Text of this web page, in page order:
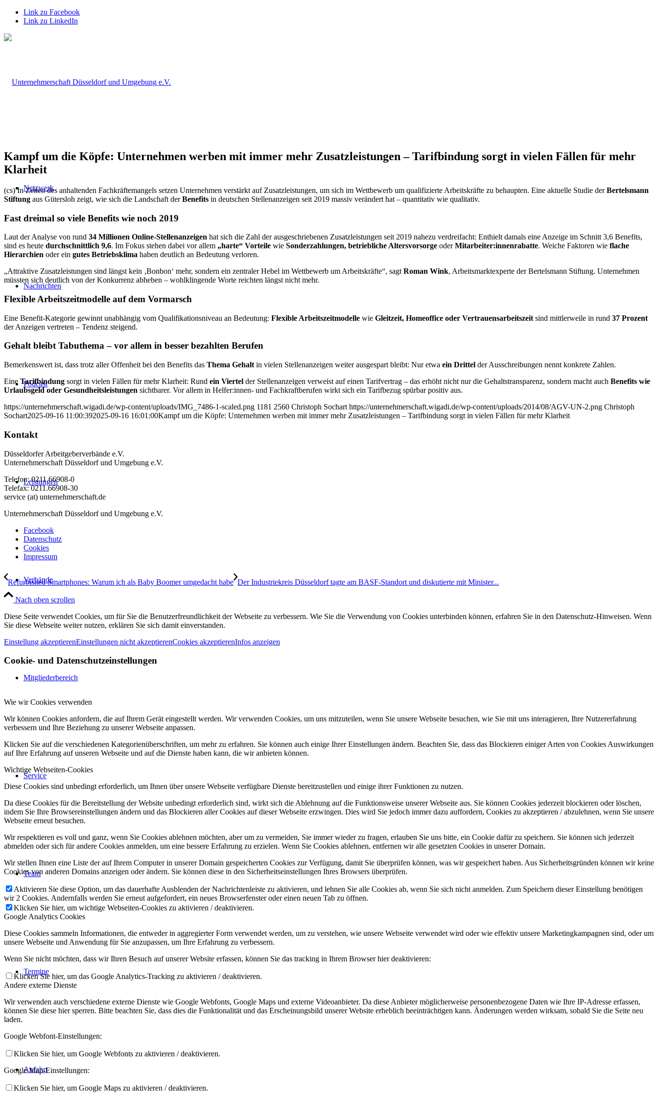
Link zu Facebook
Link zu LinkedIn
Netzwerk
Nachrichten
Podcast
Leistungen
Verbände
Mitgliederbereich
Service
Team
Termine
Anfahrt
Kampf um die Köpfe: Unternehmen werben mit immer mehr Zusatzleistungen – Tarifbindung sorgt in vielen Fällen für mehr
Klarheit
(cs) In Zeiten des anhaltenden Fachkräftemangels setzen Unternehmen verstärkt auf Zusatzleistungen, um sich im Wettbewerb um qualifizierte Arbeitskräfte zu behaupten. Eine aktuelle Studie derBertelsmann
Stiftung aus Gütersloh zeigt, wie sich die Landschaft derBenefits in deutschen Stellenanzeigen seit 2019 massiv verändert hat – quantitativ wie qualitativ.
Fast dreimal so viele Benefits wie noch 2019
Laut der Analyse von rund 34 Millionen Online-Stellenanzeigen hat sich die Zahl der ausgeschriebenen Zusatzleistungen seit 2019 nahezu verdreifacht: Enthielt damals eine Anzeige im Schnitt 3,6 Benefits,
sind es heute durchschnittlich 9,6. Im Fokus stehen dabei vor allem „harte“ Vorteile wie Sonderzahlungen, betriebliche Altersvorsorge oderMitarbeiter:innenrabatte. Weiche Faktoren wie flache
Hierarchien oder ein gutes Betriebsklima haben deutlich an Bedeutung verloren.
„Attraktive Zusatzleistungen sind längst kein ‚Bonbon‘ mehr, sondern ein zentraler Hebel im Wettbewerb um Arbeitskräfte“, sagt Roman Wink, Arbeitsmarktexperte der Bertelsmann Stiftung. Unternehmen
müssten sich deutlich von der Konkurrenz abheben – wohlklingende Worte reichten längst nicht mehr.
Flexible Arbeitszeitmodelle auf dem Vormarsch
Eine Benefit-Kategorie gewinnt unabhängig vom Qualifikationsniveau an Bedeutung: Flexible Arbeitszeitmodelle wie Gleitzeit, Homeoffice oder Vertrauensarbeitszeit sind mittlerweile in rund 37 Prozent
der Anzeigen vertreten – Tendenz steigend.
Gehalt bleibt Tabuthema – vor allem in besser bezahlten Berufen
Bemerkenswert ist, dass trotz aller Offenheit bei den Benefits das Thema Gehalt in vielen Stellenanzeigen weiter ausgespart bleibt: Nur etwa ein Drittel der Ausschreibungen nennt konkrete Zahlen.
Eine Tarifbindung sorgt in vielen Fällen für mehr Klarheit: Rund ein Viertel der Stellenanzeigen verweist auf einen Tarifvertrag – das erhöht nicht nur die Gehaltstransparenz, sondern macht auch Benefits wie
Urlaubsgeld oder Gesundheitsleistungen sichtbarer. Vor allem in Helfer:innen- und Fachkraftberufen wirkt sich ein Tarifbezug spürbar positiv aus.
https://unternehmerschaft.wigadi.de/wp-content/uploads/IMG_7486-1-scaled.png 1181 2560 Christoph Sochart https://unternehmerschaft.wigadi.de/wp-content/uploads/2014/08/AGV-UN-2.png Christoph
Sochart2025-09-16 11:00:392025-09-16 16:01:00Kampf um die Köpfe: Unternehmen werben mit immer mehr Zusatzleistungen – Tarifbindung sorgt in vielen Fällen für mehr Klarheit
Kontakt
Düsseldorfer Arbeitgeberverbände e.V.
Unternehmerschaft Düsseldorf und Umgebung e.V.
Telefon: 0211.66908-0
Telefax: 0211.66908-30
service (at) unternehmerschaft.de
Unternehmerschaft Düsseldorf und Umgebung e.V.
Facebook
Datenschutz
Cookies
Impressum
Refurbished Smartphones: Warum ich als Baby Boomer umgedacht habe Der Industriekreis Düsseldorf tagte am BASF-Standort und diskutierte mit Minister...
Nach oben scrollen
Diese Seite verwendet Cookies, um für Sie die Benutzerfreundlichkeit der Webseite zu verbessern. Wie Sie die Verwendung von Cookies unterbinden können, erfahren Sie in den Datenschutz-Hinweisen. Wenn
Sie diese Webseite weiter nutzen, erklären Sie sich damit einverstanden.
Einstellung akzeptierenEinstellungen nicht akzeptierenCookies akzeptierenInfos anzeigen
Cookie- und Datenschutzeinstellungen
Wie wir Cookies verwenden
Wir können Cookies anfordern, die auf Ihrem Gerät eingestellt werden. Wir verwenden Cookies, um uns mitzuteilen, wenn Sie unsere Webseite besuchen, wie Sie mit uns interagieren, Ihre Nutzererfahrung
verbessern und Ihre Beziehung zu unserer Webseite anpassen.
Klicken Sie auf die verschiedenen Kategorienüberschriften, um mehr zu erfahren. Sie können auch einige Ihrer Einstellungen ändern. Beachten Sie, dass das Blockieren einiger Arten von Cookies Auswirkungen
auf Ihre Erfahrung auf unseren Webseite und auf die Dienste haben kann, die wir anbieten können.
Wichtige Webseiten-Cookies
Diese Cookies sind unbedingt erforderlich, um Ihnen über unsere Webseite verfügbare Dienste bereitzustellen und einige ihrer Funktionen zu nutzen.
Da diese Cookies für die Bereitstellung der Website unbedingt erforderlich sind, wirkt sich die Ablehnung auf die Funktionsweise unserer Webseite aus. Sie können Cookies jederzeit blockieren oder löschen,
indem Sie Ihre Browsereinstellungen ändern und das Blockieren aller Cookies auf dieser Webseite erzwingen. Dies wird Sie jedoch immer dazu auffordern, Cookies zu akzeptieren / abzulehnen, wenn Sie unsere
Webseite erneut besuchen.
Wir respektieren es voll und ganz, wenn Sie Cookies ablehnen möchten, aber um zu vermeiden, Sie immer wieder zu fragen, erlauben Sie uns bitte, ein Cookie dafür zu speichern. Sie können sich jederzeit
abmelden oder sich für andere Cookies anmelden, um eine bessere Erfahrung zu erzielen. Wenn Sie Cookies ablehnen, entfernen wir alle gesetzten Cookies in unserer Domain.
Wir stellen Ihnen eine Liste der auf Ihrem Computer in unserer Domain gespeicherten Cookies zur Verfügung, damit Sie überprüfen können, was wir gespeichert haben. Aus Sicherheitsgründen können wir keine
Cookies von anderen Domains anzeigen oder ändern. Sie können diese in den Sicherheitseinstellungen Ihres Browsers überprüfen.
Aktivieren Sie diese Option, um das dauerhafte Ausblenden der Nachrichtenleiste zu aktivieren, und lehnen Sie alle Cookies ab, wenn Sie sich nicht anmelden. Zum Speichern dieser Einstellung benötigen
wir 2 Cookies. Andernfalls werden Sie erneut aufgefordert, ein neues Browserfenster oder einen neuen Tab zu öffnen.
Klicken Sie hier, um wichtige Webseiten-Cookies zu aktivieren / deaktivieren.
Google Analytics Cookies
Diese Cookies sammeln Informationen, die entweder in aggregierter Form verwendet werden, um zu verstehen, wie unsere Webseite verwendet wird oder wie effektiv unsere Marketingkampagnen sind, oder um
unsere Webseite und Anwendung für Sie anzupassen, um Ihre Erfahrung zu verbessern.
Wenn Sie nicht möchten, dass wir Ihren Besuch auf unserer Website erfassen, können Sie das tracking in Ihrem Browser hier deaktivieren:
Klicken Sie hier, um das Google Analytics-Tracking zu aktivieren / deaktivieren.
Andere externe Dienste
Wir verwenden auch verschiedene externe Dienste wie Google Webfonts, Google Maps und externe Videoanbieter. Da diese Anbieter möglicherweise personenbezogene Daten wie Ihre IP-Adresse erfassen,
können Sie diese hier sperren. Bitte beachten Sie, dass dies die Funktionalität und das Erscheinungsbild unserer Website erheblich beeinträchtigen kann. Änderungen werden wirksam, sobald Sie die Seite neu
laden.
Google Webfont-Einstellungen:
Klicken Sie hier, um Google Webfonts zu aktivieren / deaktivieren.
Google Map-Einstellungen:
Klicken Sie hier, um Google Maps zu aktivieren / deaktivieren.